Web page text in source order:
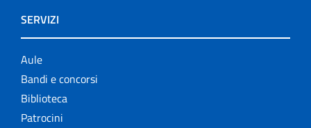
SERVIZI
Aule
Bandi e concorsi
Biblioteca
Patrocini